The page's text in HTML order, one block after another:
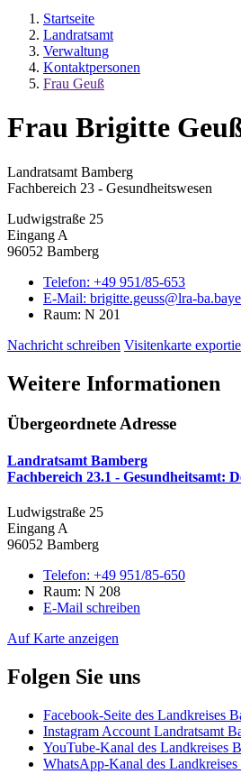
Startseite
Landratsamt
Verwaltung
Kontaktpersonen
Frau Geuß
Frau Brigitte
Landratsamt Bamberg
Fachbereich 23 - Gesundheitswesen
Ludwigstraße 25
Eingang A
96052 Bamberg
Telefon: +49 951/85-653
E-Mail: brigitte.geuss@lra-
Raum: N 201
Nachricht schreiben Visitenkarte
Weitere Informationen
Übergeordnete Adresse
Landratsamt Bamberg
Fachbereich 23.1 - Gesundheitsamt:
Ludwigstraße 25
Eingang A
96052 Bamberg
Telefon: +49 951/85-650
Raum: N 208
E-Mail schreiben
Auf Karte anzeigen
Folgen Sie uns
Facebook-Seite des Landkreises
Instagram Account Landratsamt
YouTube-Kanal des Landkreises
WhatsApp-Kanal des Landkreises